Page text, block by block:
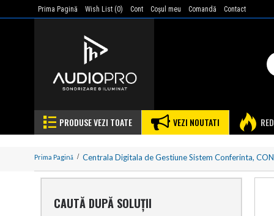
Prima Pagină Wish List (0) Cont Coşul meu Comandă Contact
PRODUSE VEZI TOATE VEZI NOUTATI
Prima Pagină Centrala Digitala de Gestiune Sistem Conferinta,
CAUTĂ DUPĂ SOLUȚII